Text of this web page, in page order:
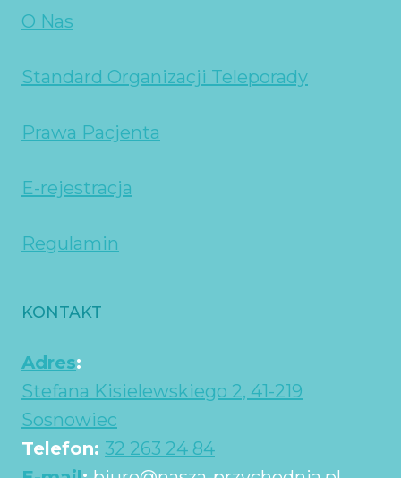
O Nas
Standard Organizacji Teleporady
Prawa Pacjenta
E-rejestracja
Regulamin
KONTAKT
Adres:
Stefana Kisielewskiego 2, 41-219
Sosnowiec
Telefon: 32 263 24 84